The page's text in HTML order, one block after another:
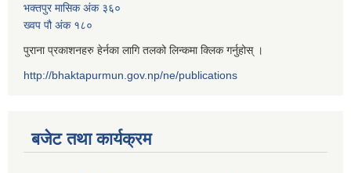
भक्तपुर मासिक अंक ३६०
ख्वप पौ अंक १८०
पुराना प्रकाशनहरु हेर्नका लागि तलको लिन्कमा क्लिक गर्नुहोस् ।
http://bhaktapurmun.gov.np/ne/publications
बजेट तथा कार्यक्रम